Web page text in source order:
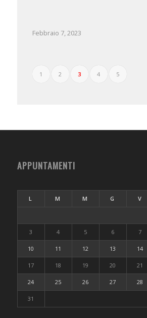
Febbraio 7, 2023
1 2 3 4 5
APPUNTAMENTI
L M M G V
3 4 5 6 7
10 11 12 13 14
17 18 19 20 21
24 25 26 27 28
31